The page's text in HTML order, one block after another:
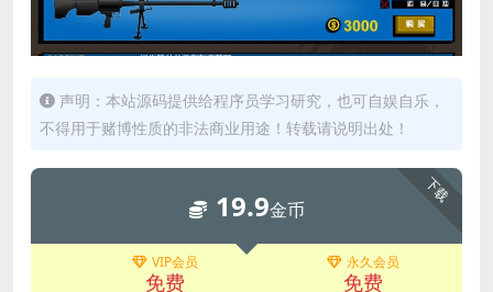
声明：本站源码提供给程序员学习研究，也可自娱自乐，
不得用于赌博性质的非法商业用途！转载请说明出处！
下载
19.9金币
VIP会员
免费
永久会员
免费